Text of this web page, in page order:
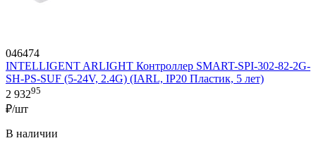
046474
INTELLIGENT ARLIGHT Контроллер SMART-SPI-302-82-2G-
SH-PS-SUF (5-24V, 2.4G) (IARL, IP20 Пластик, 5 лет)
2 93295
₽/шт
В наличии